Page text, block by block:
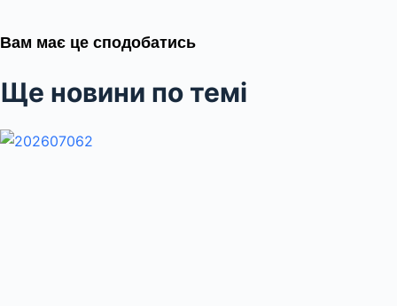
Вам має це сподобатись
Ще новини по темі